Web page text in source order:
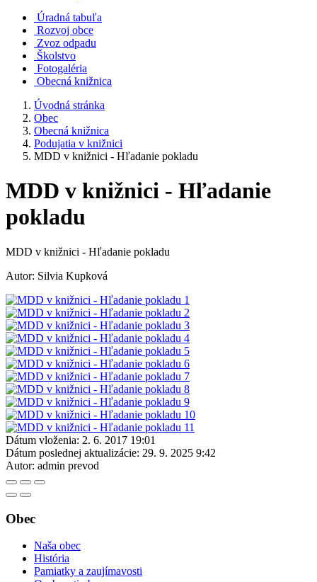
Úradná tabuľa
Rozvoj obce
Zvoz odpadu
Školstvo
Fotogaléria
Obecná knižnica
Úvodná stránka
Obec
Obecná knižnica
Podujatia v knižnici
MDD v knižnici - Hľadanie pokladu
MDD v knižnici - Hľadanie
pokladu
MDD v knižnici - Hľadanie pokladu
Autor: Silvia Kupková
Dátum vloženia: 2. 6. 2017 19:01
Dátum poslednej aktualizácie: 29. 9. 2025 9:42
Autor: admin prevod
Obec
Naša obec
História
Pamiatky a zaujímavosti